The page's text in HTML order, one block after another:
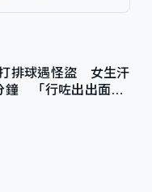
排球遇怪盜 女生汗
鐘 「行咗出出面唔